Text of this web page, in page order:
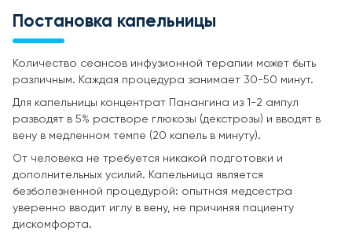
Постановка капельницы
Количество сеансов инфузионной терапии может быть
различным. Каждая процедура занимает 30-50 минут.
Для капельницы концентрат Панангина из 1-2 ампул
разводят в 5% растворе глюкозы (декстрозы) и вводят в
вену в медленном темпе (20 капель в минуту).
От человека не требуется никакой подготовки и
дополнительных усилий. Капельница является
безболезненной процедурой: опытная медсестра
уверенно вводит иглу в вену, не причиняя пациенту
дискомфорта.